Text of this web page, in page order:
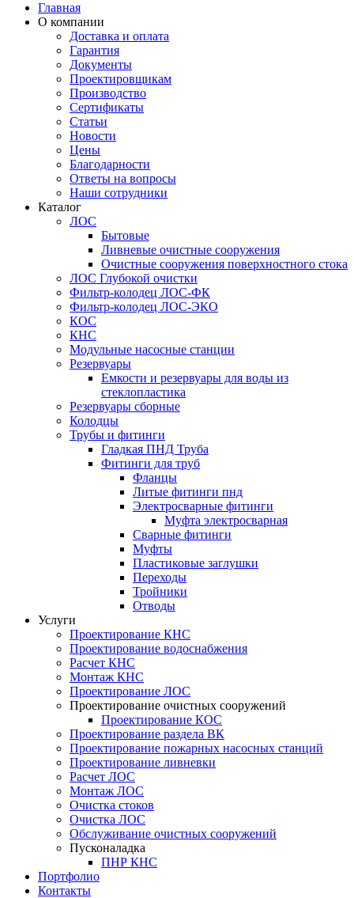
Главная
О компании
Доставка и оплата
Гарантия
Документы
Проектировщикам
Производство
Сертификаты
Статьи
Новости
Цены
Благодарности
Ответы на вопросы
Наши сотрудники
Каталог
ЛОС
Бытовые
Ливневые очистные сооружения
Очистные сооружения поверхностного стока
ЛОС Глубокой очистки
Фильтр-колодец ЛОС-ФК
Фильтр-колодец ЛОС-ЭКО
КОС
КНС
Модульные насосные станции
Резервуары
Емкости и резервуары для воды из
стеклопластика
Резервуары сборные
Колодцы
Трубы и фитинги
Гладкая ПНД Труба
Фитинги для труб
Фланцы
Литые фитинги пнд
Электросварные фитинги
Муфта электросварная
Сварные фитинги
Муфты
Пластиковые заглушки
Переходы
Тройники
Отводы
Услуги
Проектирование КНС
Проектирование водоснабжения
Расчет КНС
Монтаж КНС
Проектирование ЛОС
Проектирование очистных сооружений
Проектирование КОС
Проектирование раздела ВК
Проектирование пожарных насосных станций
Проектирование ливневки
Расчет ЛОС
Монтаж ЛОС
Очистка стоков
Очистка ЛОС
Обслуживание очистных сооружений
Пусконаладка
ПНР КНС
Портфолио
Контакты